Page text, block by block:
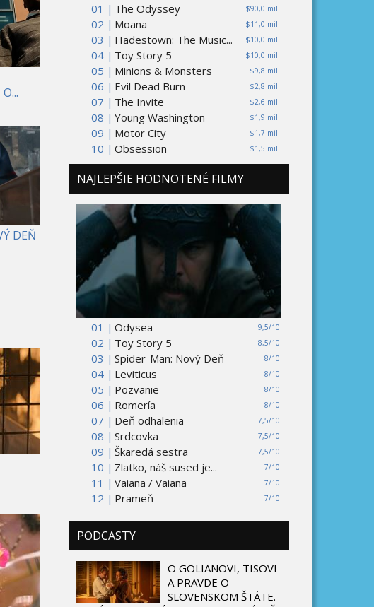
DEŇ
01 | $90,0 mil.
The Odyssey
02 |
$11,0 mil.
Moana
03 |
$10,0 mil.
Hadestown: The Music...
04 |
$10,0 mil.
Toy Story 5
05 |
$9,8 mil.
Minions & Monsters
06 |
$2,8 mil.
Evil Dead Burn
07 |
$2,6 mil.
The Invite
08 |
$1,9 mil.
Young Washington
09 |
$1,7 mil.
Motor City
10 |
$1,5 mil.
Obsession
NAJLEPŠIE HODNOTENÉ FILMY
01 | 9,5/10
Odysea
02 |
8,5/10
Toy Story 5
03 |
8/10
Spider-Man: Nový Deň
04 |
8/10
Leviticus
05 |
8/10
Pozvanie
06 |
8/10
Romería
07 |
7,5/10
Deň odhalenia
08 |
7,5/10
Srdcovka
09 |
7,5/10
Škaredá sestra
10 |
7/10
Zlatko, náš sused je...
11 |
7/10
Vaiana / Vaiana
12 |
7/10
Prameň
PODCASTY
O GOLIANOVI, TISOVI
A PRAVDE O
SLOVENSKOM ŠTÁTE.